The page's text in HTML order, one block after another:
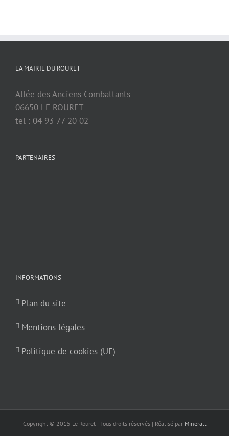
LA MAIRIE DU ROURET
Allée des Anciens Combattants
06650 LE ROURET
tel : 04 93 77 20 02
PARTENAIRES
INFORMATIONS
Plan du site
Mentions légales
Politique de cookies (UE)
Copyright © 2015 Le Rouret | Tous droits réservés | Réalisé par Minerall